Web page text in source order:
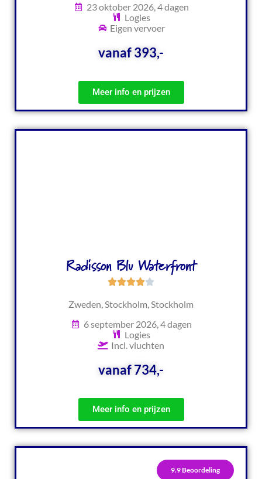
23 oktober 2026, 4 dagen
Logies
Eigen vervoer
vanaf 393,-
Meer info en prijzen
Radisson Blu Waterfront
Zweden, Stockholm, Stockholm
6 september 2026, 4 dagen
Logies
Incl. vluchten
vanaf 734,-
Meer info en prijzen
9.9 Beoordeling